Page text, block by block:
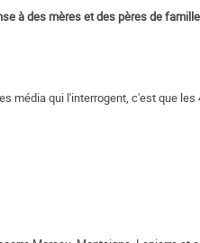
à des mères et des pères de
média qui l'interrogent, c'est que